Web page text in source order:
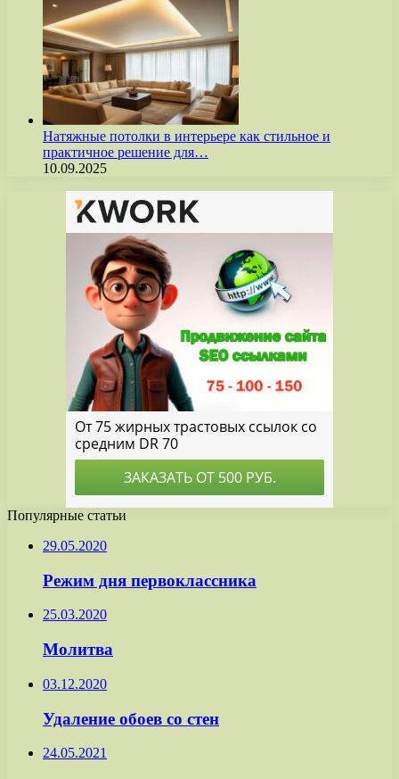
Натяжные потолки в интерьере как стильное и
практичное решение для…
10.09.2025
Популярные статьи
29.05.2020
Режим дня первоклассника
25.03.2020
Молитва
03.12.2020
Удаление обоев со стен
24.05.2021